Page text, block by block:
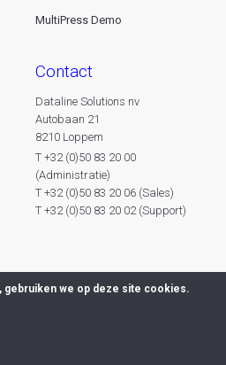
MultiPress Demo
contact
Dataline Solutions nv
Autobaan 21
8210 Loppem
T +32 (0)50 83 20 00
(Administratie)
T +32 (0)50 83 20 06 (Sales)
T +32 (0)50 83 20 02 (Support)
reserved -
gebruiken we op deze site cookies.